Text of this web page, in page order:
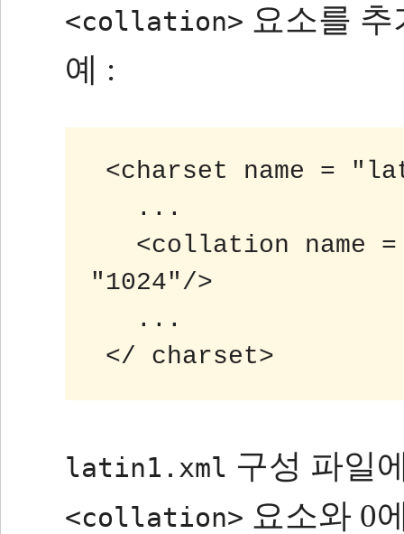
<collation> 요소를
예 :
<charset name =
...
<collat​​ion name
"1024"/>
...
</ charset>
latin1.xml 구성 파일
<collation> 요소와 0